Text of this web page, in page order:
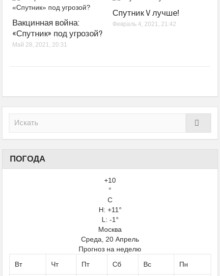
Вакцинная война:
«Спутник» под угрозой?
Май 28, 2021, 20:31
Спутник V лучше!
Февраль 4, 2021, 21:42
ПОГОДА
+10
°
C
H: +11°
L: -1°
Москва
Среда, 20 Апрель
Прогноз на неделю
Вт
Чт Пт Сб Вс Пн